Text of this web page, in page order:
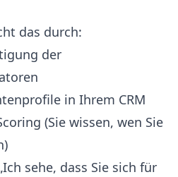
das durch:
der
in Ihrem CRM
(Sie wissen, wen Sie
sehe, dass Sie sich für